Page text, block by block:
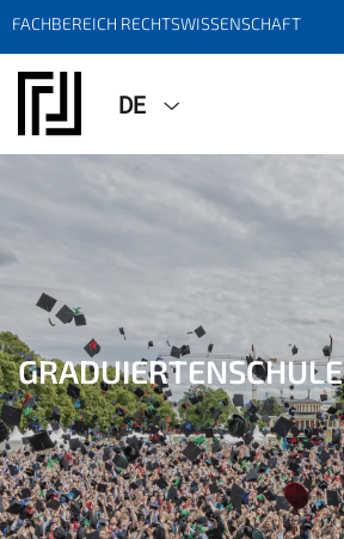
FACHBEREICH RECHTSWISSENSCHAFT
DE
GRADUIERTENSCHULE